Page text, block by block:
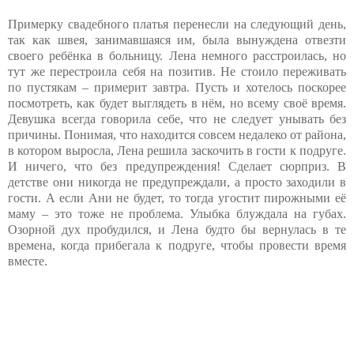
Примерку свадебного платья перенесли на следующий день,
так как швея, занимавшаяся им, была вынуждена отвезти
своего ребёнка в больницу. Лена немного расстроилась, но
тут же перестроила себя на позитив. Не стоило переживать
по пустякам – примерит завтра. Пусть и хотелось поскорее
посмотреть, как будет выглядеть в нём, но всему своё время.
Девушка всегда говорила себе, что не следует унывать без
причины. Понимая, что находится совсем недалеко от района,
в котором выросла, Лена решила заскочить в гости к подруге.
И ничего, что без предупреждения! Сделает сюрприз. В
детстве они никогда не предупреждали, а просто заходили в
гости. А если Ани не будет, то тогда угостит пирожными её
маму – это тоже не проблема. Улыбка блуждала на губах.
Озорной дух пробудился, и Лена будто бы вернулась в те
времена, когда прибегала к подруге, чтобы провести время
вместе.